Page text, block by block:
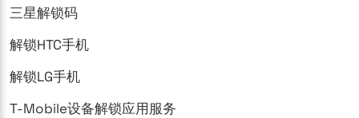
三星解锁码
解锁HTC手机
解锁LG手机
T-Mobile设备解锁应用服务